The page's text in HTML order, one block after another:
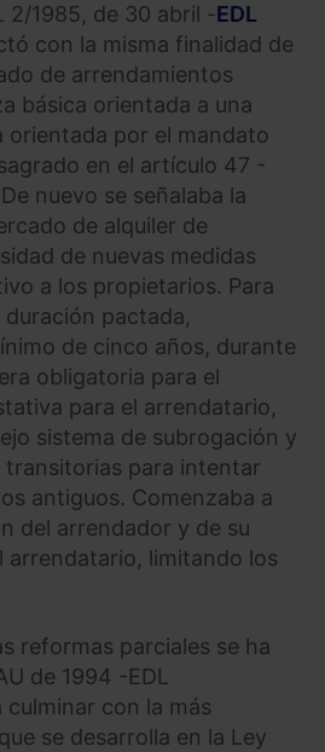
2/1985, de 30 abril -EDL
con la misma finalidad de
de arrendamientos
básica orientada a una
orientada por el mandato
en el artículo 47 -
nuevo se señalaba la
de alquiler de
de nuevas medidas
a los propietarios. Para
pactada,
de cinco años, durante
obligatoria para el
para el arrendatario,
sistema de subrogación y
transitorias para intentar
antiguos. Comenzaba a
del arrendador y de su
arrendatario, limitando los
reformas parciales se ha
de 1994 -EDL
con la más
se desarrolla en la Ley